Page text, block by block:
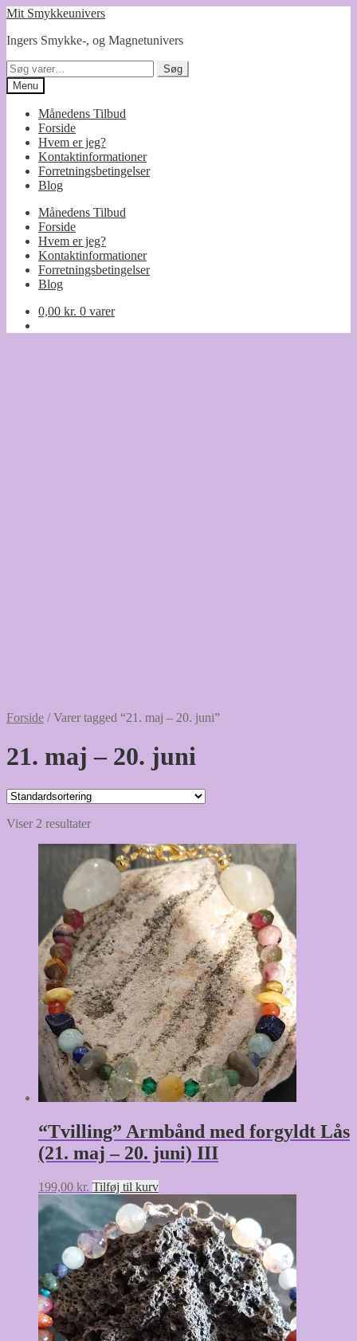
Spring
navigation
Spring
indhold
Mit Smykkeunivers
Ingers Smykke-, og Magnetunivers
Søg
efter:
Søg
Menu
Månedens Tilbud
Forside
Hvem er jeg?
Kontaktinformationer
Forretningsbetingelser
Blog
Månedens Tilbud
Forside
Hvem er jeg?
Kontaktinformationer
Forretningsbetingelser
Blog
0,00 kr. 0 varer
Forside /Varer tagged “21. maj – 20. juni”
21. maj – 20. juni
Viser 2 resultater
“Tvilling” Armbånd med forgyldt Lås
(21. maj – 20. juni) III
199,00 kr. Tilføj til kurv